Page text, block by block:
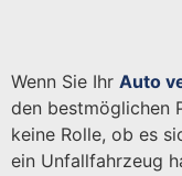
Wenn Sie Ihr Auto
den bestmöglichen
keine Rolle, ob es
ein Unfallfahrzeug